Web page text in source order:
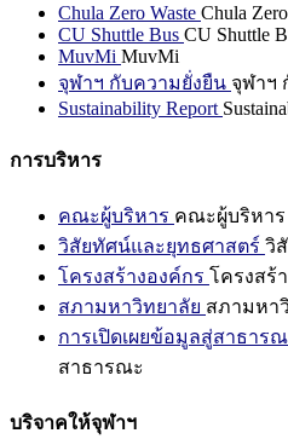
Chula Zero Waste Chula
CU Shuttle Bus CU Shuttle
MuvMi MuvMi
จุฬาฯ กับความยั่งยืน จุฬาฯ
Sustainability Report
การบริหาร
คณะผู้บริหาร คณะผู้บริหาร
วิสัยทัศน์และยุทธศาสตร์ วิ
โครงสร้างองค์กร โครงสร้
สภามหาวิทยาลัย สภามหา
การเปิดเผยข้อมูลสู่สาธาร
สาธารณะ
บริจาคให้จุฬาฯ